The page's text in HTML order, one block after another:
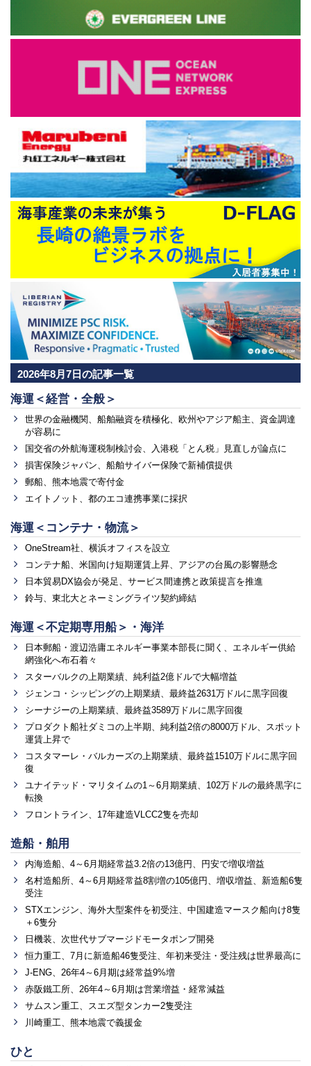
2026年8月7日の記事一覧
海運＜経営・全般＞
世界の金融機関、船舶融資を積極化、欧州やアジア船主、資金調達
が容易に
国交省の外航海運税制検討会、入港税「とん税」見直しが論点に
損害保険ジャパン、船舶サイバー保険で新補償提供
郵船、熊本地震で寄付金
エイトノット、都のエコ連携事業に採択
海運＜コンテナ・物流＞
OneStream社、横浜オフィスを設立
コンテナ船、米国向け短期運賃上昇、アジアの台風の影響懸念
日本貿易DX協会が発足、サービス間連携と政策提言を推進
鈴与、東北大とネーミングライツ契約締結
海運＜不定期専用船＞・海洋
日本郵船・渡辺浩庸エネルギー事業本部長に聞く、エネルギー供給
網強化へ布石着々
スターバルクの上期業績、純利益2億ドルで大幅増益
ジェンコ・シッピングの上期業績、最終益2631万ドルに黒字回復
シーナジーの上期業績、最終益3589万ドルに黒字回復
プロダクト船社ダミコの上半期、純利益2倍の8000万ドル、スポット
運賃上昇で
コスタマーレ・バルカーズの上期業績、最終益1510万ドルに黒字回
復
ユナイテッド・マリタイムの1～6月期業績、102万ドルの最終黒字に
転換
フロントライン、17年建造VLCC2隻を売却
造船・舶用
内海造船、4～6月期経常益3.2倍の13億円、円安で増収増益
名村造船所、4～6月期経常益8割増の105億円、増収増益、新造船6隻
受注
STXエンジン、海外大型案件を初受注、中国建造マースク船向け8隻
＋6隻分
日機装、次世代サブマージドモータポンプ開発
恒力重工、7月に新造船46隻受注、年初来受注・受注残は世界最高に
J-ENG、26年4～6月期は経常益9%増
赤阪鐵工所、26年4～6月期は営業増益・経常減益
サムスン重工、スエズ型タンカー2隻受注
川崎重工、熊本地震で義援金
ひと